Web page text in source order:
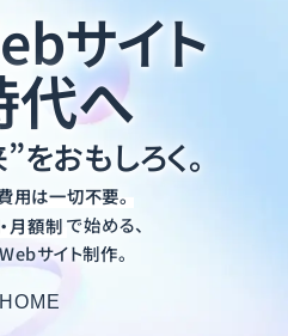
サイト
代へ
おもしろく。
用は一切不要。
月額制 で始める、
サイト制作。